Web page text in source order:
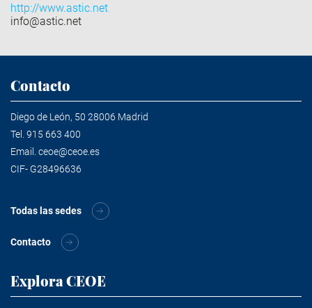
http://www.astic.net
info@astic.net
Contacto
Diego de León, 50 28006 Madrid
Tel. 915 663 400
Email. ceoe@ceoe.es
CIF- G28496636
Todas las sedes
Contacto
Explora CEOE